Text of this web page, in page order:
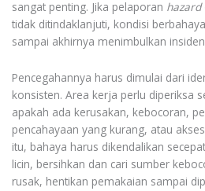
sangat penting. Jika pelaporan hazard
tidak ditindaklanjuti, kondisi
sampai akhirnya menimbulkan
Pencegahannya harus dimulai dari
konsisten. Area kerja perlu diperiksa
apakah ada kerusakan, kebocoran,
pencahayaan yang kurang, atau
itu, bahaya harus dikendalikan
licin, bersihkan dan cari sumber
rusak, hentikan pemakaian sampai